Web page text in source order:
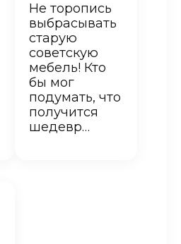
Не торопись
выбрасывать
старую
советскую
мебель! Кто
бы мог
подумать, что
получится
шедевр…